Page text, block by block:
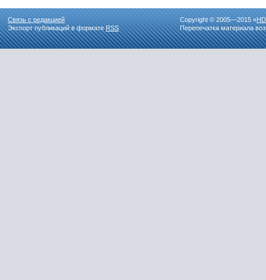
Связь с редакцией
Экспорт публикаций в форматеRSS
Copyright © 2005—2015 «
Перепечатка материала